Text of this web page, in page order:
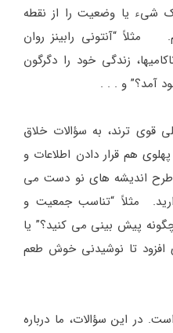
یا وضعیت را از نقطه
مثلاً “آنتونی رابینز روان
زندگی خود را دگرگون
آمد؟” و . . .
قوی ترند، به سؤالات خلاق
هم قرار دادن اطلاعات و
طرح اندیشه های نو دست می
مثلاً “تناسب جمعیت و
ایران چگونه پیش بینی می کنید؟” یا
تا نوشیدنی خوش طعم
در این سؤالات، ما درباره